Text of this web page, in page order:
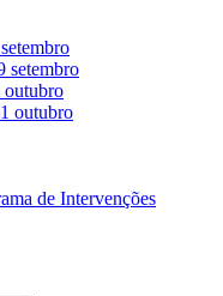
setembro
outubro
outubro
de Intervenções